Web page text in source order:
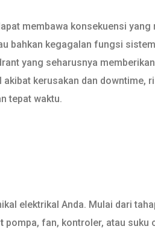
membawa konsekuensi yang
bahkan kegagalan fungsi
yang seharusnya
kerusakan dan downtime,
tepat waktu.
elektrikal Anda. Mulai dari
pompa, fan, kontroler, atau suku